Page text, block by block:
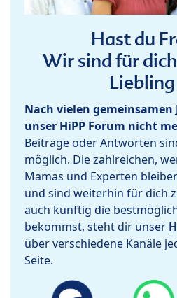
Hast du
Wir sind für
Nach vielen
unser HiPP Forum nicht
Beiträge oder Antworten
möglich. Die zahlreichen,
Mamas und Experten
und sind weiterhin für dich
auch künftig die
bekommst, steht dir unser
über verschiedene Kanäle
Seite.